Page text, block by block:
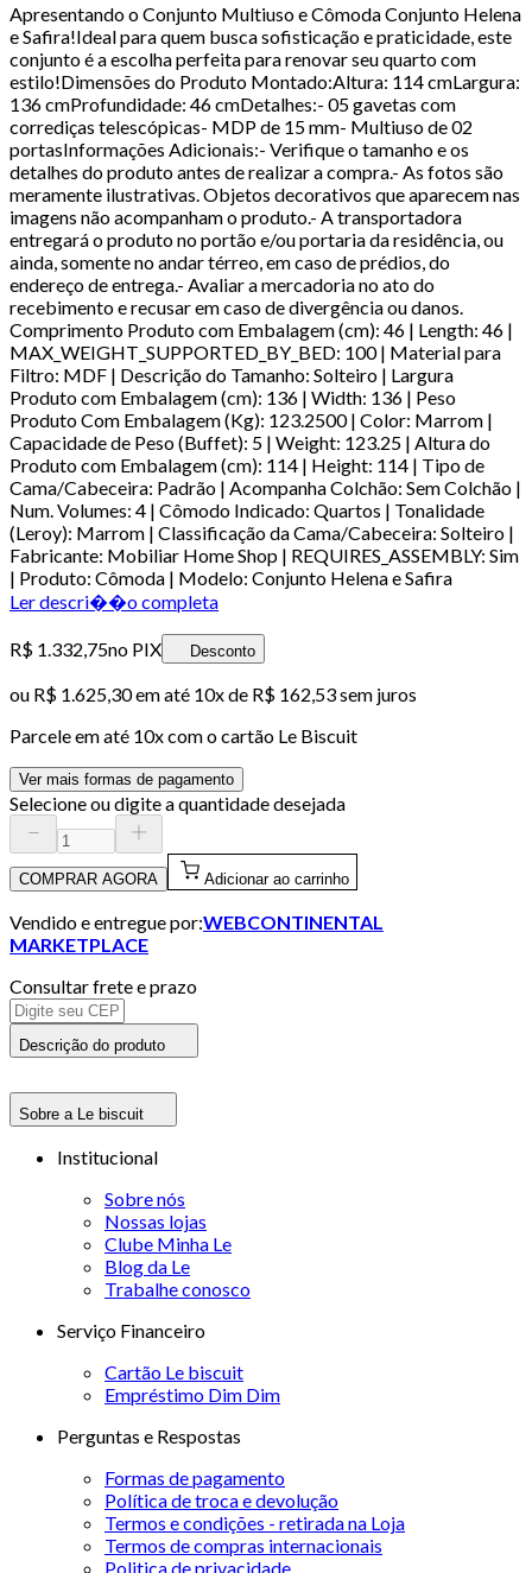
Apresentando o Conjunto Multiuso e Cômoda Conjunto Helena
e Safira!Ideal para quem busca sofisticação e praticidade, este
conjunto é a escolha perfeita para renovar seu quarto com
estilo!Dimensões do Produto Montado:Altura: 114 cmLargura:
136 cmProfundidade: 46 cmDetalhes:- 05 gavetas com
corrediças telescópicas- MDP de 15 mm- Multiuso de 02
portasInformações Adicionais:- Verifique o tamanho e os
detalhes do produto antes de realizar a compra.- As fotos são
meramente ilustrativas. Objetos decorativos que aparecem nas
imagens não acompanham o produto.- A transportadora
entregará o produto no portão e/ou portaria da residência, ou
ainda, somente no andar térreo, em caso de prédios, do
endereço de entrega.- Avaliar a mercadoria no ato do
recebimento e recusar em caso de divergência ou danos.
Comprimento Produto com Embalagem (cm): 46 | Length: 46 |
MAX_WEIGHT_SUPPORTED_BY_BED: 100 | Material para
Filtro: MDF | Descrição do Tamanho: Solteiro | Largura
Produto com Embalagem (cm): 136 | Width: 136 | Peso
Produto Com Embalagem (Kg): 123.2500 | Color: Marrom |
Capacidade de Peso (Buffet): 5 | Weight: 123.25 | Altura do
Produto com Embalagem (cm): 114 | Height: 114 | Tipo de
Cama/Cabeceira: Padrão | Acompanha Colchão: Sem Colchão |
Num. Volumes: 4 | Cômodo Indicado: Quartos | Tonalidade
(Leroy): Marrom | Classificação da Cama/Cabeceira: Solteiro |
Fabricante: Mobiliar Home Shop | REQUIRES_ASSEMBLY: Sim
| Produto: Cômoda | Modelo: Conjunto Helena e Safira
Ler descri��o completa
R$ 1.332,75no PIX Desconto
ou R$ 1.625,30em até 10x de R$ 162,53 sem juros
Parcele em até 10x com o cartão Le Biscuit
Ver mais formas de pagamento
Selecione ou digite a quantidade desejada
COMPRAR AGORA Adicionar ao carrinho
Vendido e entregue por:WEBCONTINENTAL
MARKETPLACE
Consultar frete e prazo
Descrição do produto
Sobre a Le biscuit
Institucional
Sobre nós
Nossas lojas
Clube Minha Le
Blog da Le
Trabalhe conosco
Serviço Financeiro
Cartão Le biscuit
Empréstimo Dim Dim
Perguntas e Respostas
Formas de pagamento
Política de troca e devolução
Termos e condições - retirada na Loja
Termos de compras internacionais
Politica de privacidade